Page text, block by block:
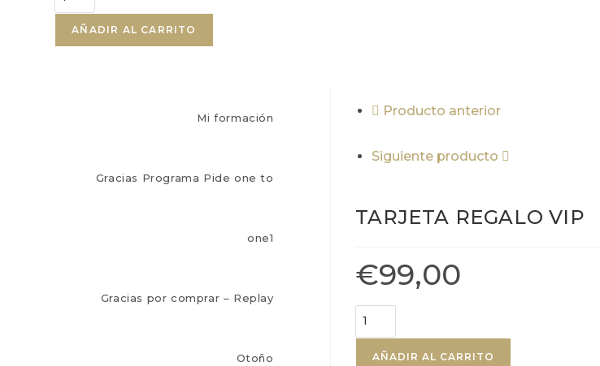
REGALO
VIP
cantidad
AÑADIR AL CARRITO
Producto anterior
Siguiente producto
TARJETA REGALO VIP
€99,00
TARJETA
REGALO
VIPAÑADIR AL CARRITO
Mi formación
Gracias Programa Pide one to
one1
Gracias por comprar – Replay
Otoño